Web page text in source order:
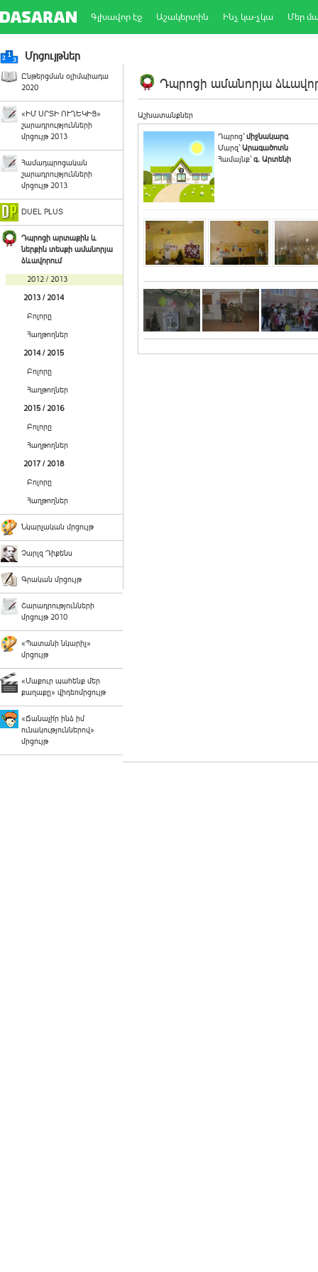
Գլխավոր էջ Աշակերտին Ինչ կա-չկա Մեր
Մրցույթներ
Ընթերցման օլիմպիադա
2020
«ԻՄ ՍՐՏԻ ՈՒՂԵԿԻՑ»
շարադրությունների
մրցույթ 2013
Համադպրոցական
շարադրությունների
մրցույթ 2013
DUEL PLUS
Դպրոցի արտաքին և
ներքին տեսքի ամանորյա
ձևավորում
2012 / 2013
2013 / 2014
Բոլորը
Հաղթողներ
2014 / 2015
Բոլորը
Հաղթողներ
2015 / 2016
Բոլորը
Հաղթողներ
2017 / 2018
Բոլորը
Հաղթողներ
Նկարչական մրցույթ
Չարլզ Դիքենս
Գրական մրցույթ
Շարադրությունների
մրցույթ 2010
«Պատանի նկարիչ»
մրցույթ
«Մաքուր պահենք մեր
քաղաքը» վիդեոմրցույթ
«Ճանաչի՛ր ինձ իմ
ունակություններով»
մրցույթ
Դպրոցի ամանորյա
Աշխատանքներ
Դպրոց`միջնակարգ
Մարզ`Արագածոտն
Համայնք`գ. Արտենի